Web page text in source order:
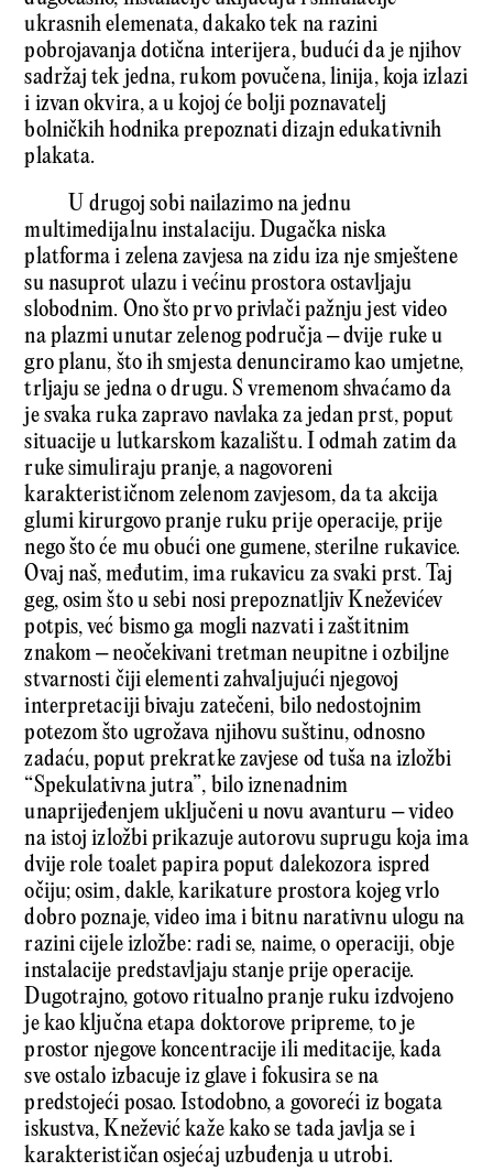
ukrasnih elemenata, dakako tek na razini
pobrojavanja dotična interijera, budući da je njihov
sadržaj tek jedna, rukom povučena, linija, koja izlazi
i izvan okvira, a u kojoj će bolji poznavatelj
bolničkih hodnika prepoznati dizajn edukativnih
plakata.
U drugoj sobi nailazimo na jednu
multimedijalnu instalaciju. Dugačka niska
platforma i zelena zavjesa na zidu iza nje smještene
su nasuprot ulazu i većinu prostora ostavljaju
slobodnim. Ono što prvo privlači pažnju jest video
na plazmi unutar zelenog područja – dvije ruke u
gro planu, što ih smjesta denunciramo kao umjetne,
trljaju se jedna o drugu. S vremenom shvaćamo da
je svaka ruka zapravo navlaka za jedan prst, poput
situacije u lutkarskom kazalištu. I odmah zatim da
ruke simuliraju pranje, a nagovoreni
karakterističnom zelenom zavjesom, da ta akcija
glumi kirurgovo pranje ruku prije operacije, prije
nego što će mu obući one gumene, sterilne rukavice.
Ovaj naš, međutim, ima rukavicu za svaki prst. Taj
geg, osim što u sebi nosi prepoznatljiv Kneževićev
potpis, već bismo ga mogli nazvati i zaštitnim
znakom – neočekivani tretman neupitne i ozbiljne
stvarnosti čiji elementi zahvaljujući njegovoj
interpretaciji bivaju zatečeni, bilo nedostojnim
potezom što ugrožava njihovu suštinu, odnosno
zadaću, poput prekratke zavjese od tuša na izložbi
“Spekulativna jutra”, bilo iznenadnim
unaprijeđenjem uključeni u novu avanturu – video
na istoj izložbi prikazuje autorovu suprugu koja ima
dvije role toalet papira poput dalekozora ispred
očiju; osim, dakle, karikature prostora kojeg vrlo
dobro poznaje, video ima i bitnu narativnu ulogu na
razini cijele izložbe: radi se, naime, o operaciji, obje
instalacije predstavljaju stanje prije operacije.
Dugotrajno, gotovo ritualno pranje ruku izdvojeno
je kao ključna etapa doktorove pripreme, to je
prostor njegove koncentracije ili meditacije, kada
sve ostalo izbacuje iz glave i fokusira se na
predstojeći posao. Istodobno, a govoreći iz bogata
iskustva, Knežević kaže kako se tada javlja se i
karakterističan osjećaj uzbuđenja u utrobi.